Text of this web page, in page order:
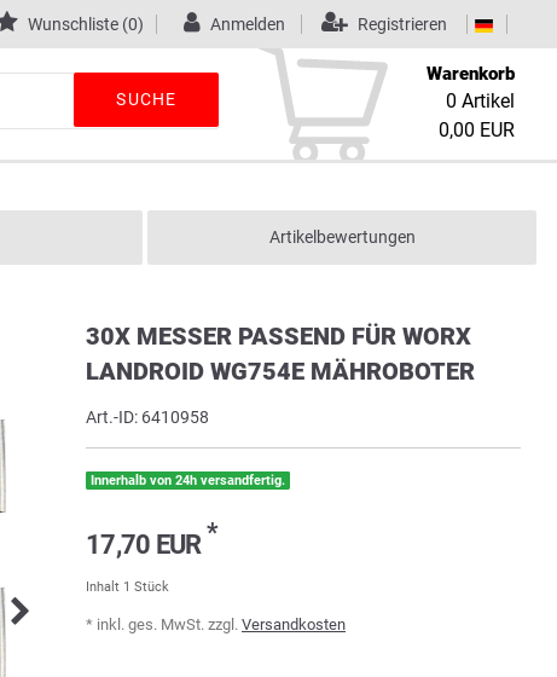
Wunschliste (0) Anmelden Registrieren
SUCHE
Warenkorb
0 Artikel
0,00 EUR
Artikelbewertungen
30X MESSER PASSEND FÜR WORX
LANDROID WG754E MÄHROBOTER
Art.-ID: 6410958
Innerhalb von 24h versandfertig.
17,70 EUR *
Inhalt 1 Stück
* inkl. ges. MwSt. zzgl. Versandkosten